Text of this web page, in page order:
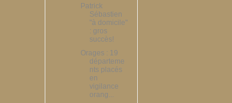
Patrick
Sébastien
"à domicile"
: gros
succès!
Orages : 19
départeme
nts placés
en
vigilance
orang...